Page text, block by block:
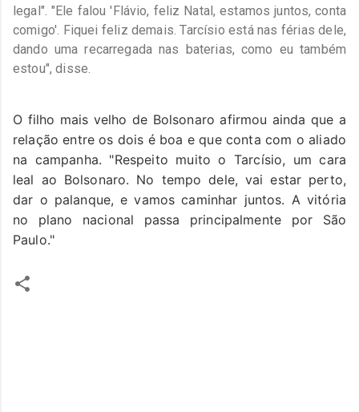
legal". "Ele falou 'Flávio, feliz Natal, estamos juntos, conta
comigo'. Fiquei feliz demais. Tarcísio está nas férias dele,
dando uma recarregada nas baterias, como eu também
estou", disse.
O filho mais velho de Bolsonaro afirmou ainda que a
relação entre os dois é boa e que conta com o aliado
na campanha. "Respeito muito o Tarcísio, um cara
leal ao Bolsonaro. No tempo dele, vai estar perto,
dar o palanque, e vamos caminhar juntos. A vitória
no plano nacional passa principalmente por São
Paulo."